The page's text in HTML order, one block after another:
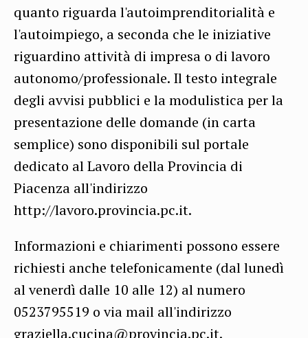
quanto riguardal'autoimprenditorialità e
l'autoimpiego, a seconda che le iniziative
riguardino attività di impresa o di lavoro
autonomo/professionale. Il testo integrale
degli avvisi pubblici e la modulistica per la
presentazione delle domande (in carta
semplice) sono disponibili sul portale
dedicato al Lavoro della Provincia di
Piacenza all'indirizzo
http://lavoro.provincia.pc.it.
Informazioni e chiarimenti possono essere
richiesti anche telefonicamente (dal lunedì
al venerdì dalle 10 alle 12) al numero
0523795519 o via mail all'indirizzo
graziella.cucina@provincia.pc.it.